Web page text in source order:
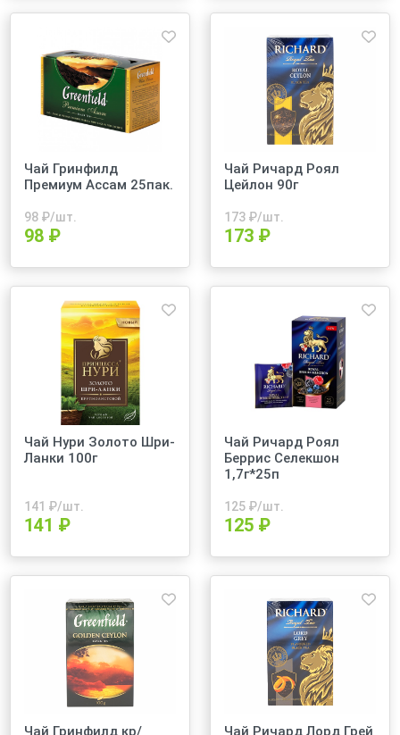
Чай Гринфилд
Премиум Ассам 25пак.
98 ₽/шт.
98 ₽
Чай Ричард Роял
Цейлон 90г
173 ₽/шт.
173 ₽
Чай Нури Золото Шри-
Ланки 100г
141 ₽/шт.
141 ₽
Чай Ричард Роял
Беррис Селекшон
1,7г*25п
125 ₽/шт.
125 ₽
Чай Гринфилд кр/ Чай Ричард Лорд Грей